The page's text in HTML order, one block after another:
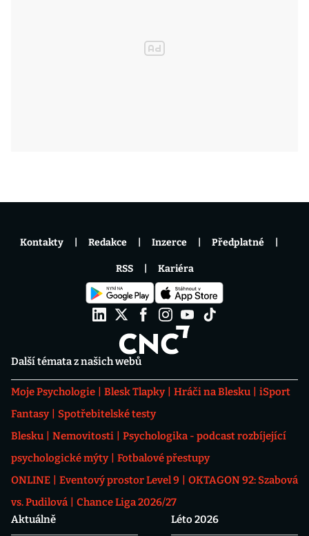
Další témata z našich webů
Moje Psychologie Blesk Tlapky Hráči na Blesku
iSport
Fantasy
Spotřebitelské testy
Blesku
Nemovitosti
Psychologika - podcast rozbíjející
psychologické mýty
Fotbalové přestupy
ONLINE
Eventový prostor Level 9
OKTAGON 92: Szabová
vs. Pudilová
Chance Liga 2026/27
Aktuálně
Léto 2026
Kontakty Redakce Inzerce Předplatné
RSS Kariéra